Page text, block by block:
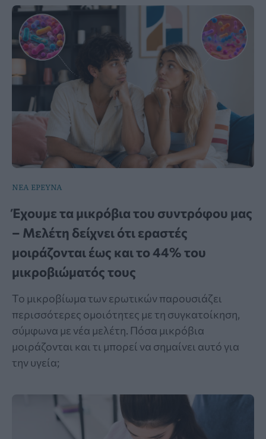
ΝΕΑ ΕΡΕΥΝΑ
Έχουμε τα μικρόβια του συντρόφου μας
– Μελέτη δείχνει ότι εραστές
μοιράζονται έως και το 44% του
μικροβιώματός τους
Το μικροβίωμα των ερωτικών παρουσιάζει
περισσότερες ομοιότητες με τη συγκατοίκηση,
σύμφωνα με νέα μελέτη. Πόσα μικρόβια
μοιράζονται και τι μπορεί να σημαίνει αυτό για
την υγεία;